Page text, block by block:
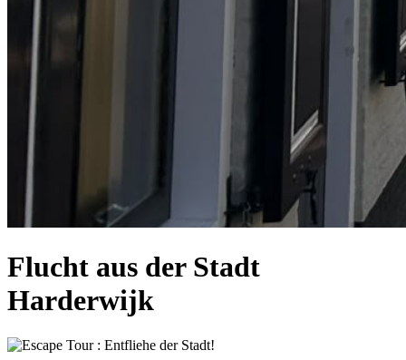
Flucht aus der Stadt
Harderwijk